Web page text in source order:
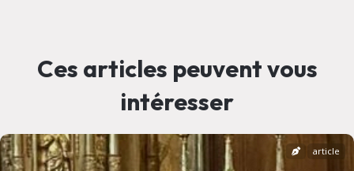
Ces articles peuvent vous
intéresser
article